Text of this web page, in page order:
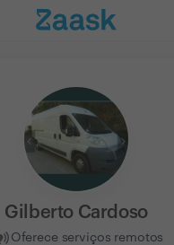
Gilberto Cardoso
Oferece serviços remotos